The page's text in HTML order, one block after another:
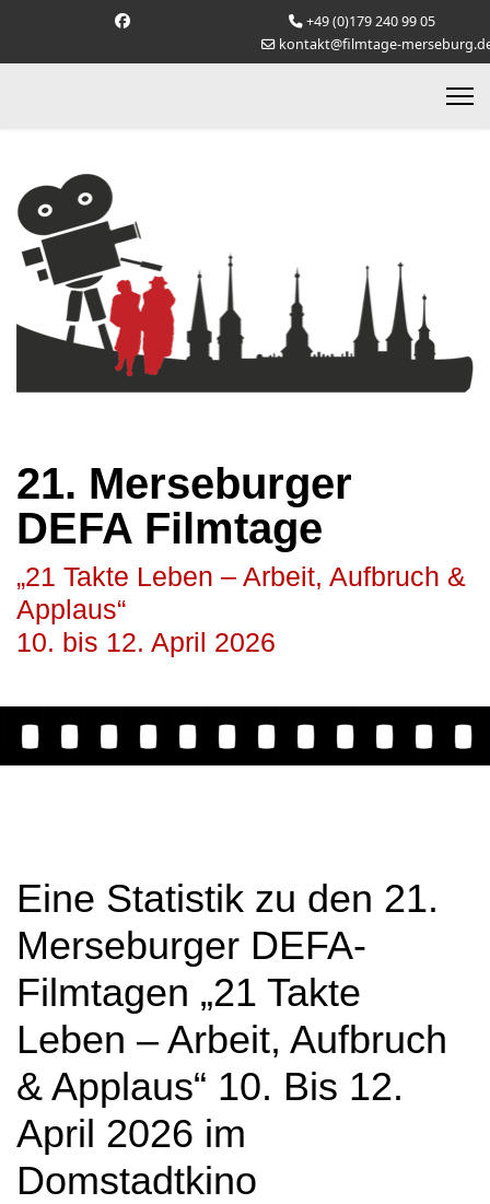
+49 (0)179 240 99 05
kontakt@filmtage-
21. Merseburger
DEFA Filmtage
„21 Takte Leben – Arbeit, Aufbruch &
Applaus“
10. bis 12. April 2026
Eine Statistik zu den 21.
Merseburger DEFA-
Filmtagen „21 Takte
Leben – Arbeit, Aufbruch
& Applaus“ 10. Bis 12.
April 2026 im
Domstadtkino